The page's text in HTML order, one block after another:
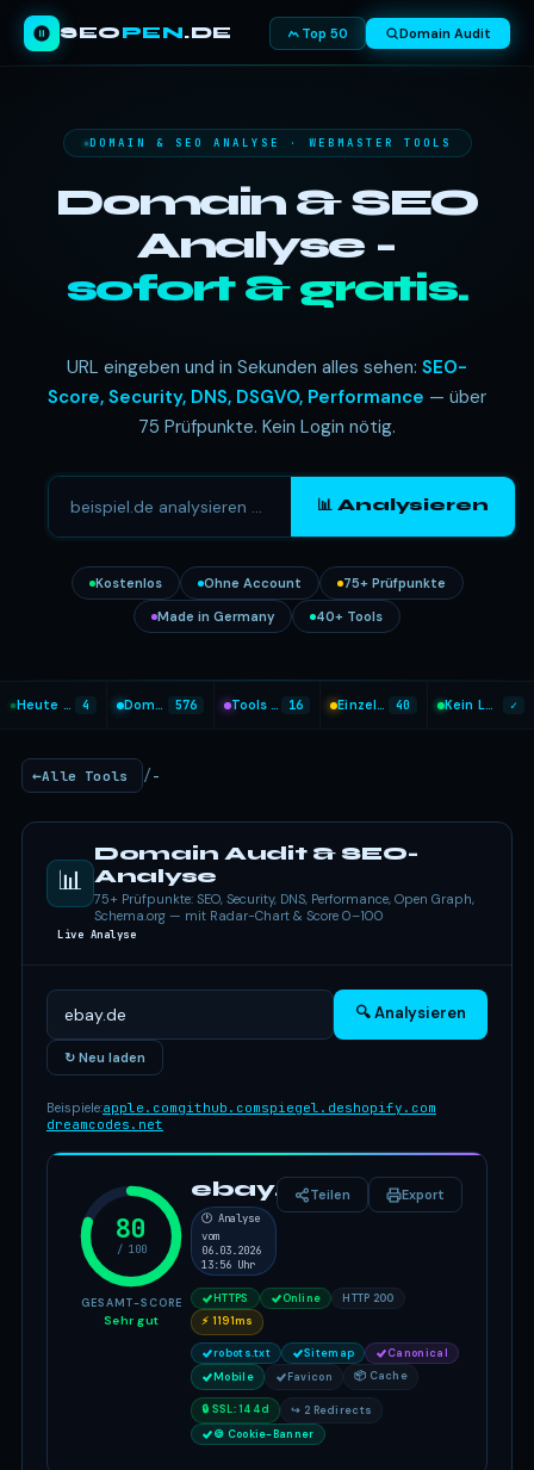
SEOPEN.DE Top 50 Domain Audit
DOMAIN & SEO ANALYSE · WEBMASTER TOOLS
Domain & SEO
Analyse -
sofort & gratis.
URL eingeben und in Sekunden alles sehen: SEO-
Score, Security, DNS, DSGVO, Performance — über
75 Prüfpunkte. Kein Login nötig.
📊 Analysieren
Kostenlos Ohne Account
75+ Prüfpunkte
Made in Germany
40+ Tools
Heute analysiert 4 Domains geprüft 576 Tools heute genutzt 16 Einzel-Tools 40 Kein Login nötig ✓
Alle Tools / -
📊
Domain Audit & SEO-
Analyse
75+ Prüfpunkte: SEO, Security, DNS, Performance, Open Graph,
Schema.org — mit Radar-Chart & Score 0–100
Live Analyse
🔍 Analysieren
↻ Neu laden
Beispiele:apple.comgithub.comspiegel.deshopify.com
dreamcodes.net
80
/ 100
GESAMT-SCORE
Sehr gut
ebay.de
🕐 Analyse
vom
06.03.2026
13:56 Uhr
Teilen Export
HTTPS Online
HTTP 200
⚡ 1191ms
robots.txt Sitemap
Canonical
Mobile
Favicon 📦 Cache
🔒 SSL: 144d
↪ 2 Redirects
🍪 Cookie-Banner